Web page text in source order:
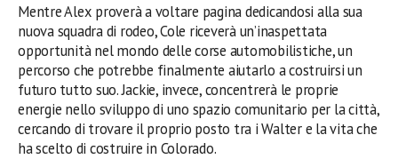
Mentre Alex proverà a voltare pagina dedicandosi alla sua
nuova squadra di rodeo, Cole riceverà un’inaspettata
opportunità nel mondo delle corse automobilistiche, un
percorso che potrebbe finalmente aiutarlo a costruirsi un
futuro tutto suo. Jackie, invece, concentrerà le proprie
energie nello sviluppo di uno spazio comunitario per la città,
cercando di trovare il proprio posto tra i Walter e la vita che
ha scelto di costruire in Colorado.